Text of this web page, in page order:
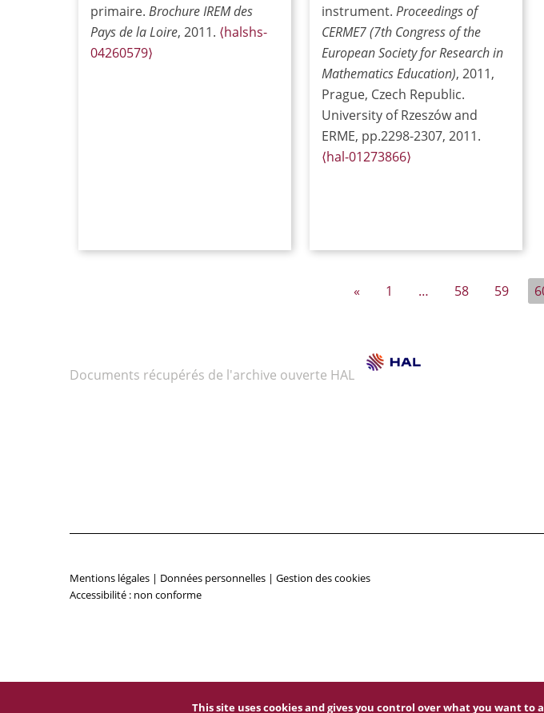
primaire.Brochure IREM des
Pays de la Loire, 2011. ⟨halshs-
04260579⟩
instrument. Proceedings of
CERME7 (7th Congress of the
European Society for Research in
Mathematics Education), 2011,
Prague, Czech Republic.
University of Rzeszów and
ERME, pp.2298-2307, 2011.
⟨hal-01273866⟩
« 1 … 58 59
Documents récupérés de l'archive ouverte HAL
Mentions légales | Données personnelles | Gestion des cookies
Accessibilité : non conforme
This site uses cookies and gives you control over what you want to